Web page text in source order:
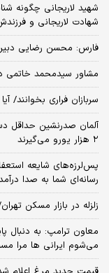
شهید لاریجانی چگونه
شهادت لاریجانی و
فارس: محسن رضایی
مشاور سیدمحمد خاتمی
سربازان فراری بخوانند/
آلمان صدرنشین حداقل
۲ هزار یورو می‌گیرند
پس‌لرزه‌های شایعه
رسانه‌ای شما به صدا
زلزله در بازار مسکن تهران/ قیمت‌ها ۲ برابر
معاون ترامپ: به دنبال
می‌شوم ایرانی ها مرا